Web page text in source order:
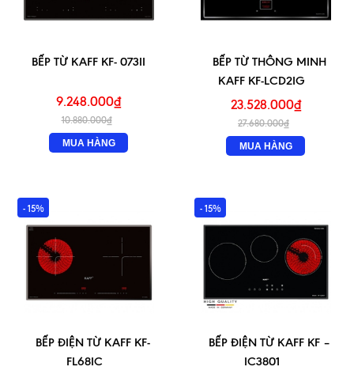
BẾP TỪ KAFF KF- 073II
9.248.000₫
10.880.000₫
MUA HÀNG
BẾP TỪ THÔNG MINH
KAFF KF-LCD2IG
23.528.000₫
27.680.000₫
MUA HÀNG
- 15%
BẾP ĐIỆN TỪ KAFF KF-
FL68IC
- 15%
BẾP ĐIỆN TỪ KAFF KF –
IC3801